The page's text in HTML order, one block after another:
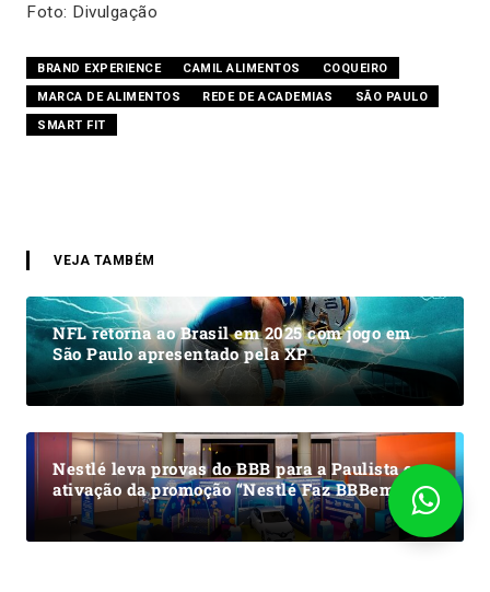
Foto: Divulgação
BRAND EXPERIENCE CAMIL ALIMENTOS
COQUEIRO
MARCA DE ALIMENTOS
REDE DE ACADEMIAS
SÃO PAULO
SMART FIT
VEJA TAMBÉM
NFL retorna ao Brasil em 2025 com jogo em
São Paulo apresentado pela XP
Nestlé leva provas do BBB para a Paulista em
ativação da promoção “Nestlé Faz BBBem”